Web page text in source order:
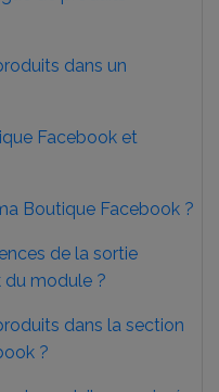
dans un
Facebook et
Boutique Facebook ?
de la sortie
du module ?
dans la section
?